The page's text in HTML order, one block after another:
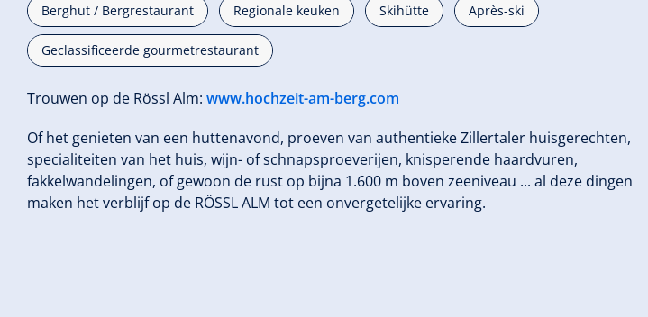
Berghut / Bergrestaurant Regionale keuken Skihütte Après-ski
Geclassificeerde gourmetrestaurant
Trouwen op de Rössl Alm: www.hochzeit-am-berg.com
Of het genieten van een huttenavond, proeven van authentieke Zillertaler huisgerechten,
specialiteiten van het huis, wijn- of schnapsproeverijen, knisperende haardvuren,
fakkelwandelingen, of gewoon de rust op bijna 1.600 m boven zeeniveau ... al deze dingen
maken het verblijf op de RÖSSL ALM tot een onvergetelijke ervaring.